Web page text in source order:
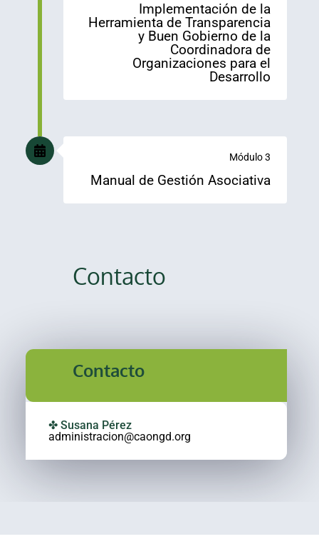
Implementación de la
Herramienta de Transparencia
y Buen Gobierno de la
Coordinadora de
Organizaciones para el
Desarrollo
Módulo 3
Manual de Gestión Asociativa
Contacto
Contacto
✤ Susana Pérez
administracion@caongd.org